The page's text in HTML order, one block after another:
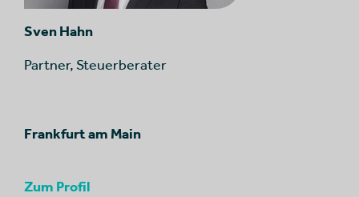
Sven Hahn
Partner, Steuerberater
Frankfurt am Main
Zum Profil